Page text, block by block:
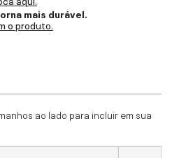
mais durável.
o produto.
ao lado para incluir em sua